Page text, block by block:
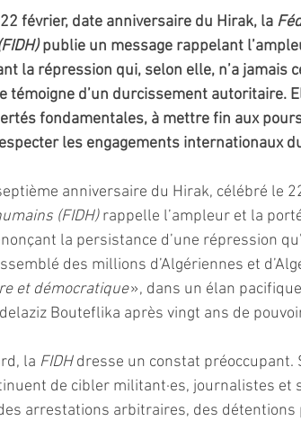
février, date anniversaire du Hirak, la
publie un message rappelant
la répression qui, selon elle, n’a jamais
témoigne d’un durcissement autoritaire.
fondamentales, à mettre fin aux
les engagements internationaux
anniversaire du Hirak, célébré le
(FIDH) rappelle l’ampleur et la
la persistance d’une répression
des millions d’Algériennes et
et démocratique », dans un élan
Bouteflika après vingt ans de
la FIDH dresse un constat préoccupant.
de cibler militant·es, journalistes et
arrestations arbitraires, des détentions